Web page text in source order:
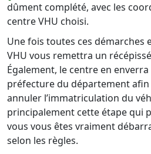
dûment complété, avec les
centre VHU choisi.
Une fois toutes ces démarches
VHU vous remettra un
Également, le centre en
préfecture du département afin
annuler l’immatriculation du
principalement cette étape qui
vous vous êtes vraiment
selon les règles.